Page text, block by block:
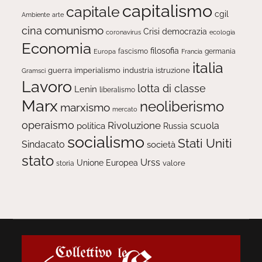
Ambiente arte capitale capitalismo cgil
cina comunismo coronavirus Crisi democrazia ecologia
Economia Europa fascismo filosofia Francia germania
Gramsci guerra imperialismo industria istruzione italia
Lavoro Lenin liberalismo lotta di classe
Marx marxismo mercato neoliberismo
operaismo politica Rivoluzione Russia scuola
Sindacato socialismo società Stati Uniti
stato storia Unione Europea Urss valore